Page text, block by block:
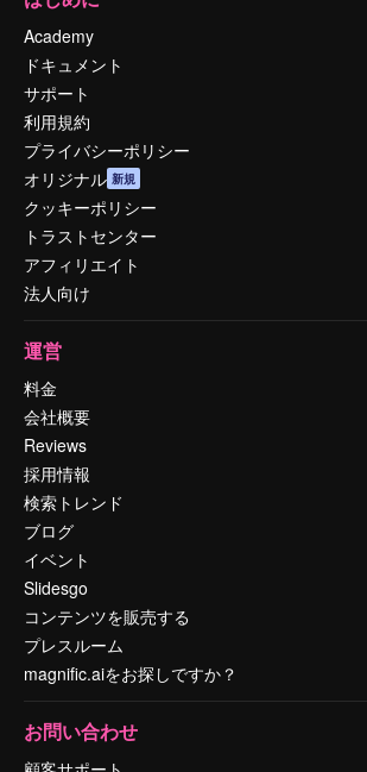
Academy
ドキュメント
サポート
利用規約
プライバシーポリシー
オリジナル 新規
クッキーポリシー
トラストセンター
アフィリエイト
法人向け
運営
料金
会社概要
Reviews
採用情報
検索トレンド
ブログ
イベント
Slidesgo
コンテンツを販売する
プレスルーム
magnific.aiをお探しですか？
お問い合わせ